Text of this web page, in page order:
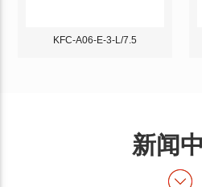
KFC-A06-E-3-L/7.5
新闻